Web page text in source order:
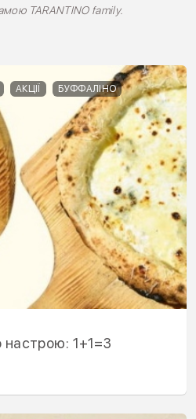
TARANTINO family.
АКЦІЇ БУФФАЛІНО
1+1=3